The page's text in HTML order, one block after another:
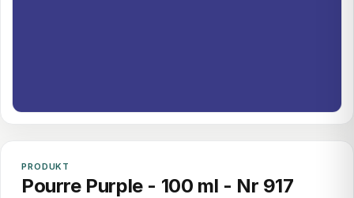
PRODUKT
Pourre Purple - 100 ml - Nr 917